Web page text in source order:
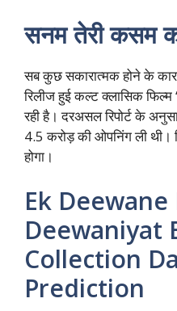
सनम तेरी कसम
सब कुछ सकारात्मक होने के
रिलीज हुई कल्ट क्लासिक फिल्म
रही है। दरअसल रिपोर्ट के
4.5 करोड़ की ओपनिंग ली
होगा।
Ek Deewane
Deewaniyat
Collection
Prediction